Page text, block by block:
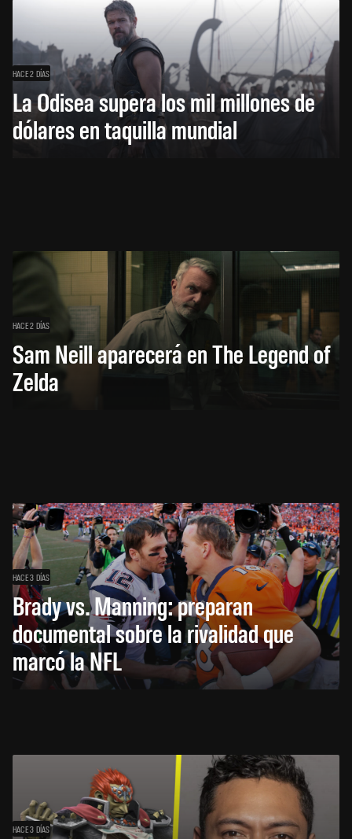
HACE 2 DÍAS
La Odisea supera los mil millones de
dólares en taquilla mundial
HACE 2 DÍAS
Sam Neill aparecerá en The Legend of
Zelda
HACE 3 DÍAS
Brady vs. Manning: preparan
documental sobre la rivalidad que
marcó la NFL
HACE 3 DÍAS